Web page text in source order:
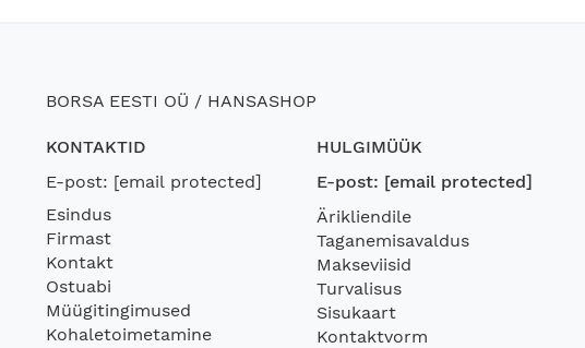
BORSA EESTI OÜ / HANSASHOP
KONTAKTID
E-post: [email protected]
Esindus
Firmast
Kontakt
Ostuabi
Müügitingimused
Kohaletoimetamine
HULGIMÜÜK
E-post: [email protected]
Ärikliendile
Taganemisavaldus
Makseviisid
Turvalisus
Sisukaart
Kontaktvorm